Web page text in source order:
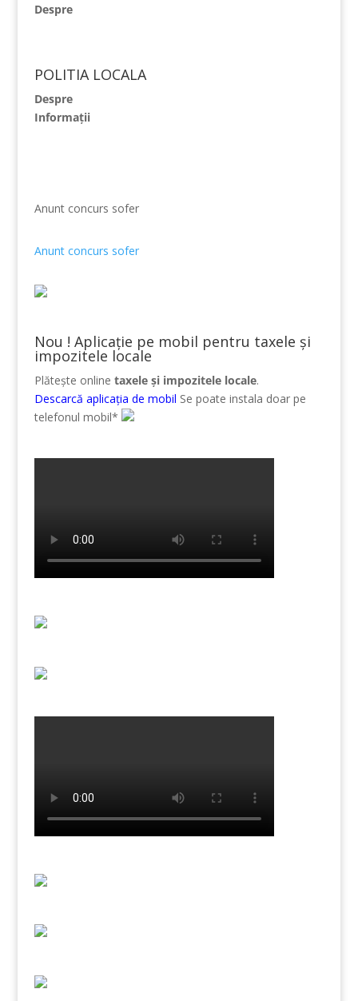
Despre
POLITIA LOCALA
Despre
Informații
Anunt concurs sofer
Anunt concurs sofer
Nou ! Aplicație pe mobil pentru taxele și
impozitele locale
Plătește online taxele și impozitele locale.
Descarcă aplicația de mobil Se poate instala doar pe
telefonul mobil*